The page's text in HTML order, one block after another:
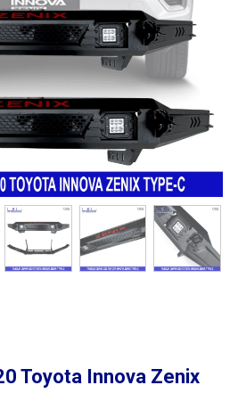
Toyota Innova Zenix